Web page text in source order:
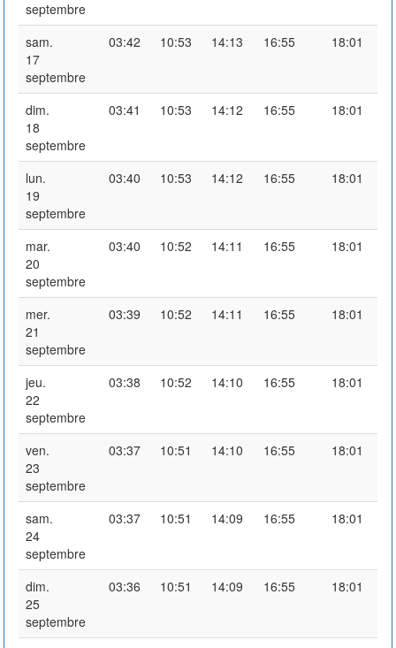
septembre
sam.
17
septembre
03:42 10:53 14:13 16:55 18:01
dim.
18
septembre
03:41 10:53 14:12 16:55 18:01
lun.
19
septembre
03:40 10:53 14:12 16:55 18:01
mar.
20
septembre
03:40 10:52 14:11 16:55 18:01
mer.
21
septembre
03:39 10:52 14:11 16:55 18:01
jeu.
22
septembre
03:38 10:52 14:10 16:55 18:01
ven.
23
septembre
03:37 10:51 14:10 16:55 18:01
sam.
24
septembre
03:37 10:51 14:09 16:55 18:01
dim.
25
septembre
03:36 10:51 14:09 16:55 18:01